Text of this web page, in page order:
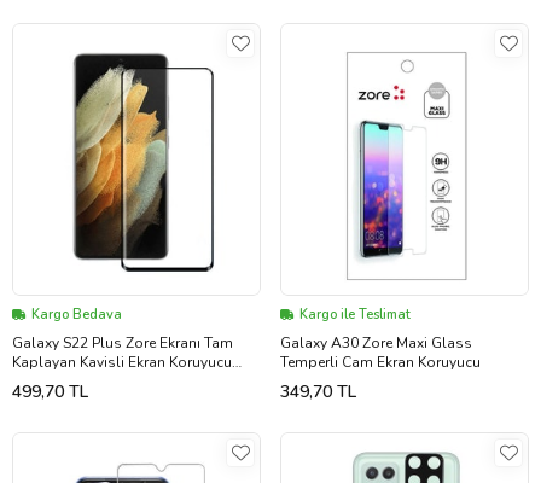
Kargo Bedava
Galaxy S22 Plus Zore Ekranı Tam
Kaplayan Kavisli Ekran Koruyucu
(Siyah)
499,70 TL
Kargo ile Teslimat
Galaxy A30 Zore Maxi Glass
Temperli Cam Ekran Koruyucu
349,70 TL